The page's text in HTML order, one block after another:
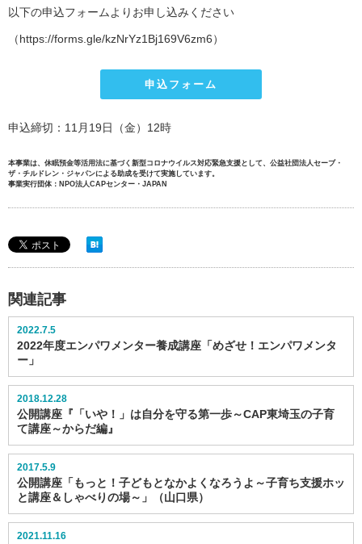
以下の申込フォームよりお申し込みください
（https://forms.gle/kzNrYz1Bj169V6zm6）
申込フォーム
申込締切：11月19日（金）12時
本事業は、休眠預金等活用法に基づく新型コロナウイルス対応緊急支援として、公益社団法人セーブ・
ザ・チルドレン・ジャパンによる助成を受けて実施しています。
事業実行団体：NPO法人CAPセンター・JAPAN
関連記事
2022.7.5
2022年度エンパワメンター養成講座「めざせ！エンパワメンタ
ー」
2018.12.28
公開講座『「いや！」は自分を守る第一歩～CAP東埼玉の子育
て講座～からだ編』
2017.5.9
公開講座「もっと！子どもとなかよくなろうよ～子育ち支援ホッ
と講座＆しゃべりの場～」（山口県）
2021.11.16